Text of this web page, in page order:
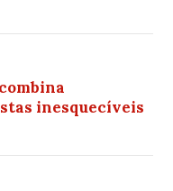
inesquecíveis